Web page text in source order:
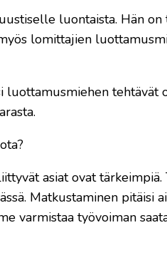
luontaista. Hän
lomittajien
luottamusmiehen
asiat ovat
Matkustaminen pitäisi
varmistaa työvoiman